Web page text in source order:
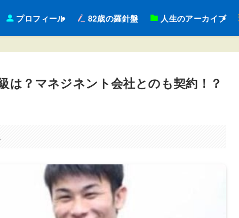
プロフィール 82歳の羅針盤 人生のアーカイブ
は？マネジネント会社とのも契約！？